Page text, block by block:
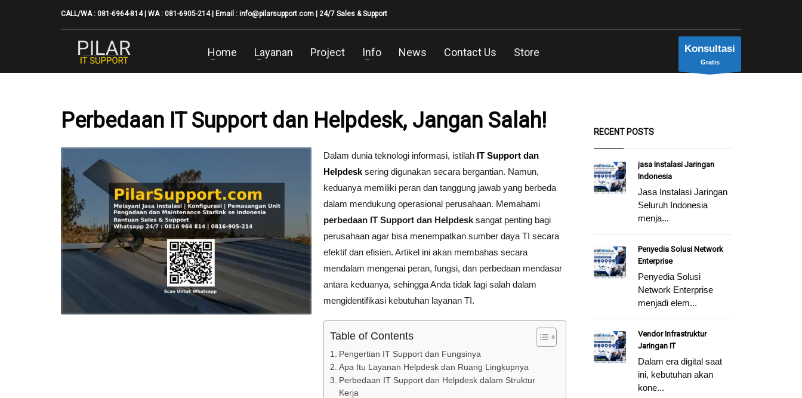
CALL/WA : 081-6964-814 | WA : 081-6905-214 | Email : info@pilarsupport.com | 24/7 Sales & Support
Home Layanan Project Info News Contact Us Store Konsultasi
Gratis
Perbedaan IT Support dan Helpdesk, Jangan Salah!
Dalam dunia teknologi informasi, istilah IT Support dan
Helpdesk sering digunakan secara bergantian. Namun,
keduanya memiliki peran dan tanggung jawab yang berbeda
dalam mendukung operasional perusahaan. Memahami
perbedaan IT Support dan Helpdesk sangat penting bagi
perusahaan agar bisa menempatkan sumber daya TI secara
efektif dan efisien. Artikel ini akan membahas secara
mendalam mengenai peran, fungsi, dan perbedaan mendasar
antara keduanya, sehingga Anda tidak lagi salah dalam
mengidentifikasi kebutuhan layanan TI.
Table of Contents
Pengertian IT Support dan Fungsinya
Apa Itu Layanan Helpdesk dan Ruang Lingkupnya
Perbedaan IT Support dan Helpdesk dalam Struktur
Kerja
RECENT POSTS
jasa Instalasi Jaringan
Indonesia
Jasa Instalasi Jaringan
Seluruh Indonesia
menja...
Penyedia Solusi Network
Enterprise
Penyedia Solusi
Network Enterprise
menjadi elem...
Vendor Infrastruktur
Jaringan IT
Dalam era digital saat
ini, kebutuhan akan
kone...